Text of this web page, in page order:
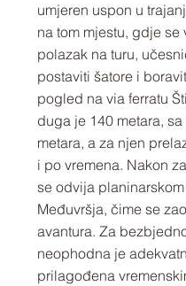
umjeren uspon u
na tom mjestu, gdje
polazak na turu,
postaviti šatore i
pogled na via ferratu
duga je 140 metara,
metara, a za njen
i po vremena. Nakon
se odvija
Međuvršja, čime se
avantura. Za
neophodna je
prilagođena